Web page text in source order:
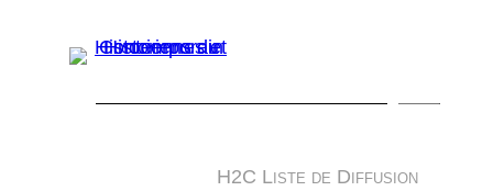
H2C Liste de Diffusion